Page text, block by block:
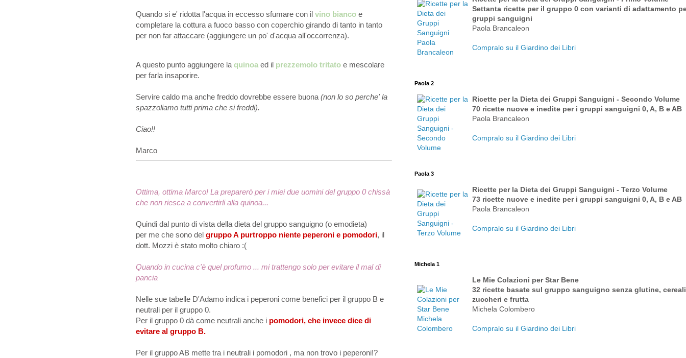
Quando si e' ridotta l'acqua in eccesso sfumare con il vino bianco e
completare la cottura a fuoco basso con coperchio girando di tanto in tanto
per non far attaccare (aggiungere un po' d'acqua all'occorrenza).
A questo punto aggiungere laquinoaed il prezzemolo tritato e mescolare
per farla insaporire.
Servire caldo ma anche freddo dovrebbe essere buona(non lo so perche' la
spazzoliamo tutti prima che si freddi).
Ciao!!
Marco
Ottima, ottima Marco! La preparerò per i miei due uomini del gruppo 0 chissà
che non riesca a convertirli alla quinoa...
Quindi dal punto di vista della dieta del gruppo sanguigno (o emodieta)
per me che sono del gruppo A purtroppo niente peperoni e pomodori, il
dott. Mozzi è stato molto chiaro :(
Quando in cucina c'è quel profumo ... mi trattengo solo per evitare il mal di
pancia
Nelle sue tabelle D'Adamo indica i peperoni come benefici per il gruppo B e
neutrali per il gruppo 0.
Per il gruppo 0 dà come neutrali anche i pomodori, che invece dice di
evitare al gruppo B.
Per il gruppo AB mette tra i neutrali i pomodori , ma non trovo i peperoni!?
Settanta ricette per il gruppo 0 con varianti di adattamento
gruppi sanguigni
Paola Brancaleon
Compralo su il Giardino dei Libri
Paola 2
Ricette per la Dieta dei Gruppi Sanguigni - Secondo Volume
70 ricette nuove e inedite per i gruppi sanguigni 0, A, B e AB
Paola Brancaleon
Compralo su il Giardino dei Libri
Paola 3
Ricette per la Dieta dei Gruppi Sanguigni - Terzo Volume
73 ricette nuove e inedite per i gruppi sanguigni 0, A, B e AB
Paola Brancaleon
Compralo su il Giardino dei Libri
Michela 1
Le Mie Colazioni per Star Bene
32 ricette basate sul gruppo sanguigno senza glutine,
zuccheri e frutta
Michela Colombero
Compralo su il Giardino dei Libri